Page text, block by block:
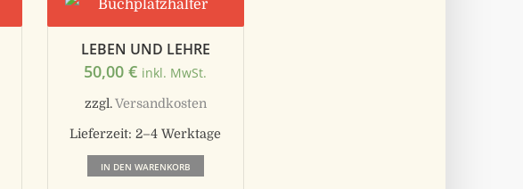
LEBEN UND LEHRE
50,00€ inkl. MwSt.
zzgl.Versandkosten
Lieferzeit:2–4 Werktage
IN DEN WARENKORB